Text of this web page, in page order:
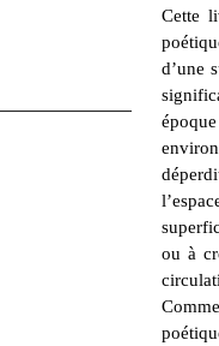
Cette
d’une
ou à